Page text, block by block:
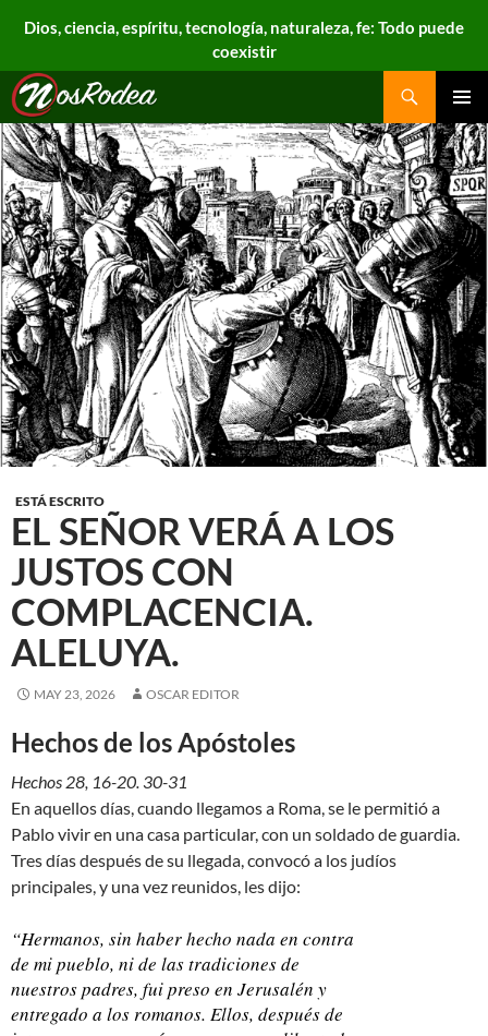
Dios, ciencia, espíritu, tecnología, naturaleza, fe: Todo puede
coexistir
Nos Rodea
Search
MENU
ESTÁ ESCRITO
EL SEÑOR VERÁ A LOS
JUSTOS CON
COMPLACENCIA.
ALELUYA.
MAY 23, 2026 OSCAR EDITOR
Hechos de los Apóstoles
Hechos 28, 16-20. 30-31
En aquellos días, cuando llegamos a Roma, se le permitió a
Pablo vivir en una casa particular, con un soldado de guardia.
Tres días después de su llegada, convocó a los judíos
principales, y una vez reunidos, les dijo:
“Hermanos, sin haber hecho nada en contra
de mi pueblo, ni de las tradiciones de
nuestros padres, fui preso en Jerusalén y
entregado a los romanos. Ellos, después de